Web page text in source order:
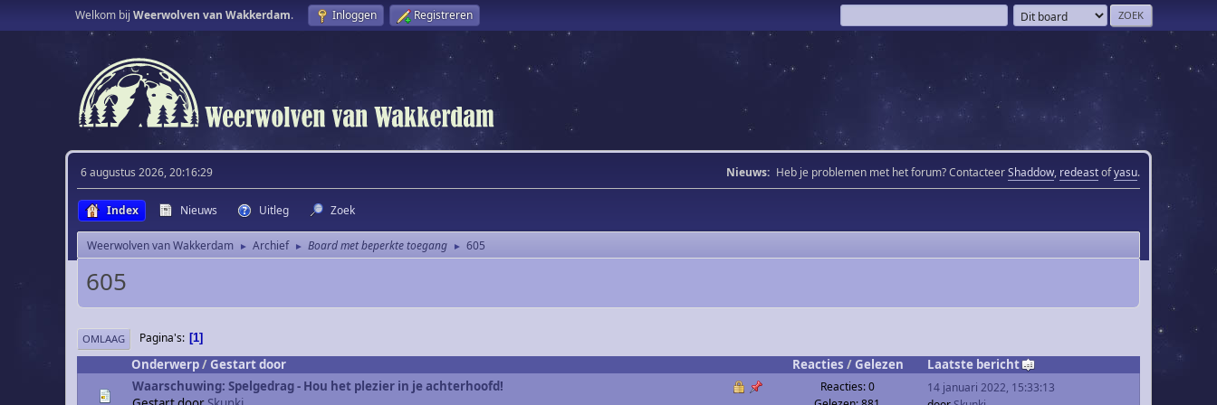
Welkom bij Weerwolven van Wakkerdam. Inloggen Registreren
6 augustus 2026, 20:16:29 Nieuws: Heb je problemen met het forum? ContacteerShaddow, redeastofyasu.
Index Nieuws Uitleg Zoek
Weerwolven van Wakkerdam ► Archief ► Board met beperkte toegang ► 605
605
OMLAAG Pagina's 1
Onderwerp/Gestart door Reacties /Gelezen
Laatste bericht
Waarschuwing: Spelgedrag - Hou het plezier in je achterhoofd!
Reacties: 0
14 januari 2022, 15:33:13